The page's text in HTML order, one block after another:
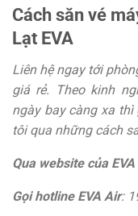
Cách săn vé
Lạt EVA
Liên hệ ngay tới
giá rẻ. Theo kinh
ngày bay càng xa thì
tôi qua những cách
Qua website của
Gọi hotline EVA Air: